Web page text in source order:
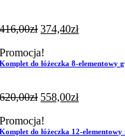
416,00zł 374,40zł
Promocja!
Komplet do łóżeczka 8-elementowy
620,00zł 558,00zł
Promocja!
Komplet do łóżeczka 12-